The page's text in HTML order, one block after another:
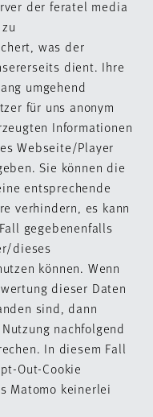
der feratel media
was der
dient. Ihre
umgehend
für uns anonym
Informationen
Webseite/Player
Sie können die
entsprechende
verhindern, es kann
gegebenenfalls
dieses
können. Wenn
dieser Daten
sind, dann
nachfolgend
In diesem Fall
Out-Cookie
Matomo keinerlei